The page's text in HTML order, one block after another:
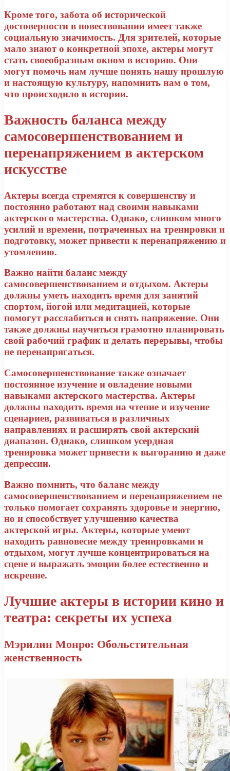
Кроме того, забота об исторической
достоверности в повествовании имеет также
социальную значимость. Для зрителей, которые
мало знают о конкретной эпохе, актеры могут
стать своеобразным окном в историю. Они
могут помочь нам лучше понять нашу прошлую
и настоящую культуру, напомнить нам о том,
что происходило в истории.
Важность баланса между
самосовершенствованием и
перенапряжением в актерском
искусстве
Актеры всегда стремятся к совершенству и
постоянно работают над своими навыками
актерского мастерства. Однако, слишком много
усилий и времени, потраченных на тренировки и
подготовку, может привести к перенапряжению и
утомлению.
Важно найти баланс между
самосовершенствованием и отдыхом. Актеры
должны уметь находить время для занятий
спортом, йогой или медитацией, которые
помогут расслабиться и снять напряжение. Они
также должны научиться грамотно планировать
свой рабочий график и делать перерывы, чтобы
не перенапрягаться.
Самосовершенствование также означает
постоянное изучение и овладение новыми
навыками актерского мастерства. Актеры
должны находить время на чтение и изучение
сценариев, развиваться в различных
направлениях и расширять свой актерский
диапазон. Однако, слишком усердная
тренировка может привести к выгоранию и даже
депрессии.
Важно помнить, что баланс между
самосовершенствованием и перенапряжением не
только помогает сохранять здоровье и энергию,
но и способствует улучшению качества
актерской игры. Актеры, которые умеют
находить равновесие между тренировками и
отдыхом, могут лучше концентрироваться на
сцене и выражать эмоции более естественно и
искренне.
Лучшие актеры в истории кино и
театра: секреты их успеха
Мэрилин Монро: Обольстительная
женственность